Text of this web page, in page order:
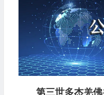
第三世多杰羌